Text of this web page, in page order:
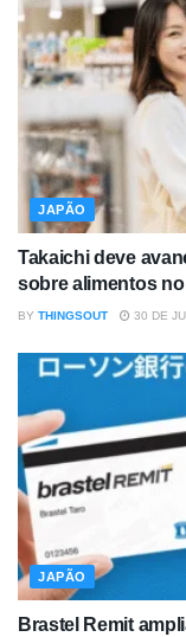
JAPÃO
Takaichi deve
sobre alimentos
BY THINGSOUT 30 DE
JAPÃO
Brastel Remit